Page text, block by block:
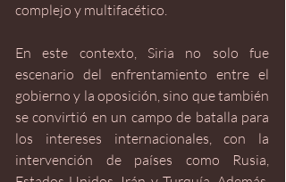
complejo y multifacético.
En este contexto, Siria no solo fue
escenario del enfrentamiento entre el
gobierno y la oposición, sino que también
se convirtió en un campo de batalla para
los intereses internacionales, con la
intervención de países como Rusia,